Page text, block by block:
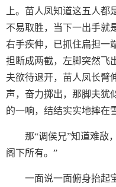
上。苗人凤知道这五人
不易取胜，当下一出手就
右手疾伸，已抓住扁担一
担断成两截，左脚突然飞
夫欲待退开，苗人凤长臂
声，奋力掷出，那脚夫犹
的一响，结结实实地摔在
那“调侯兄”知道难敌
阁下所有。”
一面说一面俯身抬起